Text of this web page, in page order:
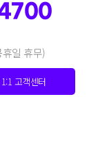
일 휴무)
1:1 고객센터